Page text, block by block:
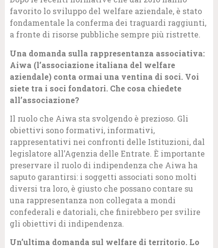
favorito lo sviluppo del welfare aziendale, è stato
fondamentale la conferma dei traguardi raggiunti,
a fronte di risorse pubbliche sempre più ristrette.
Una domanda sulla rappresentanza associativa:
Aiwa (l’associazione italiana del welfare
aziendale) conta ormai una ventina di soci. Voi
siete tra i soci fondatori. Che cosa chiedete
all’associazione?
Il ruolo che Aiwa sta svolgendo è prezioso. Gli
obiettivi sono formativi, informativi,
rappresentativi nei confronti delle Istituzioni, dal
legislatore all’Agenzia delle Entrate. È importante
preservare il ruolo di indipendenza che Aiwa ha
saputo garantirsi: i soggetti associati sono molti
diversi tra loro, è giusto che possano contare su
una rappresentanza non collegata a mondi
confederali e datoriali, che finirebbero per svilire
gli obiettivi di indipendenza.
Un’ultima domanda sul welfare di territorio. Lo